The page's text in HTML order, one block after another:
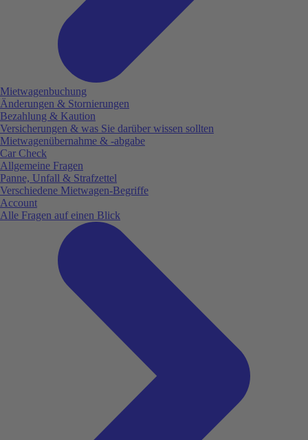
Mietwagenbuchung
Änderungen & Stornierungen
Bezahlung & Kaution
Versicherungen & was Sie darüber wissen sollten
Mietwagenübernahme & -abgabe
Car Check
Allgemeine Fragen
Panne, Unfall & Strafzettel
Verschiedene Mietwagen-Begriffe
Account
Alle Fragen auf einen Blick